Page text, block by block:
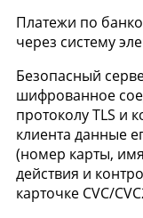
Платежи по
через систему
Безопасный
шифрованное
протоколу TLS и
клиента данные
(номер карты,
действия и
карточке CVC/